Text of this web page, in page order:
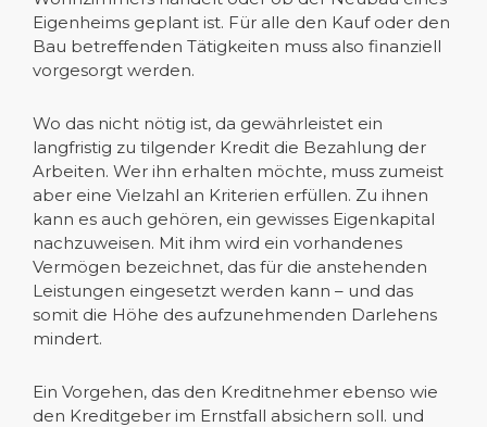
Eigenheims geplant ist. Für alle den Kauf oder den
Bau betreffenden Tätigkeiten muss also finanziell
vorgesorgt werden.
Wo das nicht nötig ist, da gewährleistet ein
langfristig zu tilgender Kredit die Bezahlung der
Arbeiten. Wer ihn erhalten möchte, muss zumeist
aber eine Vielzahl an Kriterien erfüllen. Zu ihnen
kann es auch gehören, ein gewisses Eigenkapital
nachzuweisen. Mit ihm wird ein vorhandenes
Vermögen bezeichnet, das für die anstehenden
Leistungen eingesetzt werden kann – und das
somit die Höhe des aufzunehmenden Darlehens
mindert.
Ein Vorgehen, das den Kreditnehmer ebenso wie
den Kreditgeber im Ernstfall absichern soll. und